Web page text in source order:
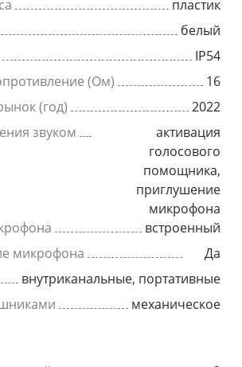
пластик
белый
IP54
(Ом)
16
(год)
2022
звуком
активация
голосового
помощника,
приглушение
микрофона
встроенный
микрофона
Да
внутриканальные, портативные
механическое